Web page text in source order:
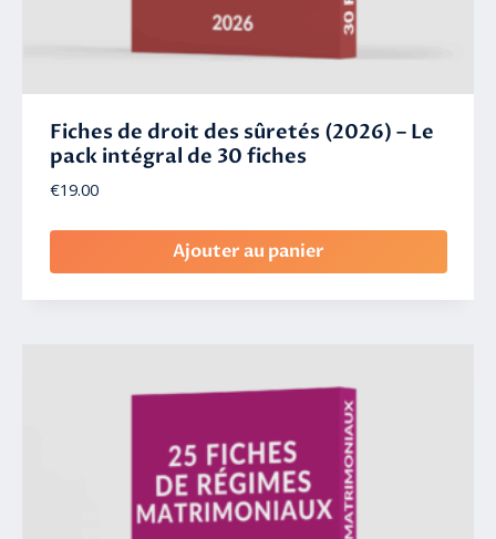
Fiches de droit des sûretés (2026) – Le
pack intégral de 30 fiches
€19.00
Ajouter au panier